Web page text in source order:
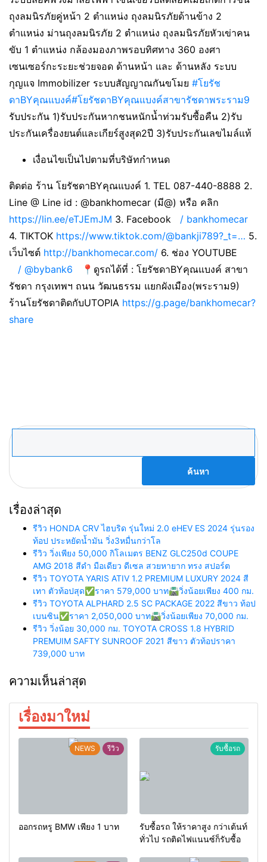
ถุงลมนิรภัยคู่หน้า 2 ตำแหน่ง ถุงลมนิรภัยด้านข้าง 2
ตำแหน่ง ม่านถุงลมนิรภัย 2 ตำแหน่ง ถุงลมนิรภัยหัวเข่าคน
ขับ 1 ตำแหน่ง กล้องมองภาพรอบทิศทาง 360 องศา
เซนเซอร์กะระยะช่วยจอด ด้านหน้า และ ด้านหลัง ระบบ
กุญแจ Immobilizer ระบบสัญญาณกันขโมย #โยรัช
ดาBYคุณแบงค์#โยรัชดาBYคุณแบงค์สาขารัชดาพระราม9
รับประกัน 1)รับประกันหากชนหนักน้ำท่วมรับซื้อคืน 2)รับ
ประกันเครื่องยนต์และเกียร์สูงสุด2ปี 3)รับประกันเลขไมล์แท้
เงื่อนไขเป็นไปตามที่บริษัทกำหนด
ติดต่อ ร้าน โยรัชดาBYคุณแบงค์ 1. TEL 087-440-8888 2.
Line @ Line id : @bankhomecar (มี@) หรือ คลิก
https://lin.ee/eTJEmJM 3. Facebook
/ bankhomecar
4. TIKTOK https://www.tiktok.com/@bankji789?_t=… 5.
เว็บไซต์ http://bankhomecar.com/ 6. ช่อง YOUTUBE
/ @bybank6
📍ดูรถได้ที่ : โยรัชดาBYคุณแบงค์ สาขา
รัชดา กรุงเทพฯ ถนน วัฒนธรรม แยกผังเมือง(พระราม9)
ร้านโยรัชดาติดกับUTOPIA https://g.page/bankhomecar?
share
ค้นหา
เรื่องล่าสุด
รีวิว HONDA CRV ไฮบริด รุ่นใหม่ 2.0 eHEV ES 2024 รุ่นรอง
ท้อป ประหยัดน้ำมัน วิ่ง3หมื่นกว่าโล
รีวิว วิ่งเพียง 50,000 กิโลเมตร BENZ GLC250d COUPE
AMG 2018 สีดำ มือเดียว ดีเซล สวยหายาก ทรง สปอร์ต
รีวิว TOYOTA YARIS ATIV 1.2 PREMIUM LUXURY 2024 สี
เทา ตัวท้อปสุด✅ราคา 579,000 บาท🛣️วิ่งน้อยเพียง 400 กม.
รีวิว TOYOTA ALPHARD 2.5 SC PACKAGE 2022 สีขาว ท้อป
เบนซิน✅ราคา 2,050,000 บาท🛣️วิ่งน้อยเพียง 70,000 กม.
รีวิว วิ่งน้อย 30,000 กม. TOYOTA CROSS 1.8 HYBRID
PREMUIM SAFTY SUNROOF 2021 สีขาว ตัวท้อปราคา
739,000 บาท
ความเห็นล่าสุด
เรื่องมาใหม่
NEWS รีวิว
ออกรถหรู BMW เพียง 1 บาท
รับซื้อรถ
รับซื้อรถ ให้ราคาสูง กว่าเต้นท์
ทั่วไป รถติดไฟแนนซ์ก็รับซื้อ